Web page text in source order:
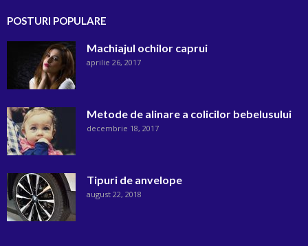
POSTURI POPULARE
Machiajul ochilor caprui
aprilie 26, 2017
Metode de alinare a colicilor bebelusului
decembrie 18, 2017
Tipuri de anvelope
august 22, 2018